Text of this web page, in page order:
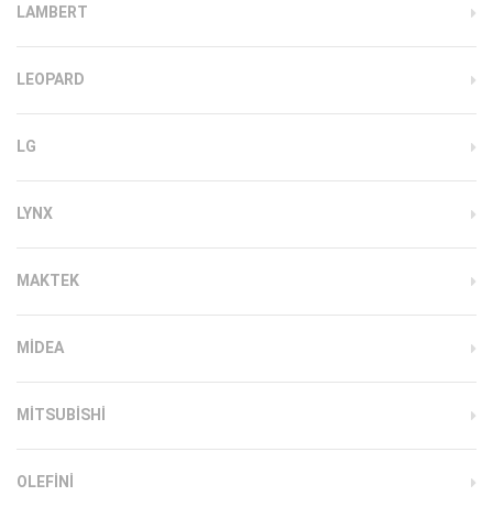
LAMBERT
LEOPARD
LG
LYNX
MAKTEK
MIDEA
MITSUBISHI
OLEFINI